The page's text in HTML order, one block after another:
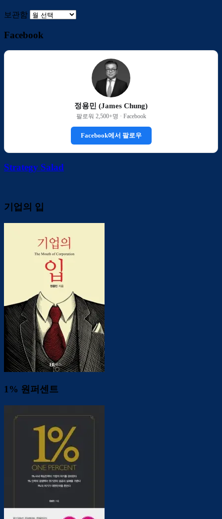
보관함
Facebook
정용민 (James Chung)
팔로워 2,500+명 · Facebook
Facebook에서 팔로우
Strategy Salad
기업의 입
1% 원퍼센트